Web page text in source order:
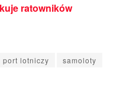
ratowników
port lotniczy
samoloty